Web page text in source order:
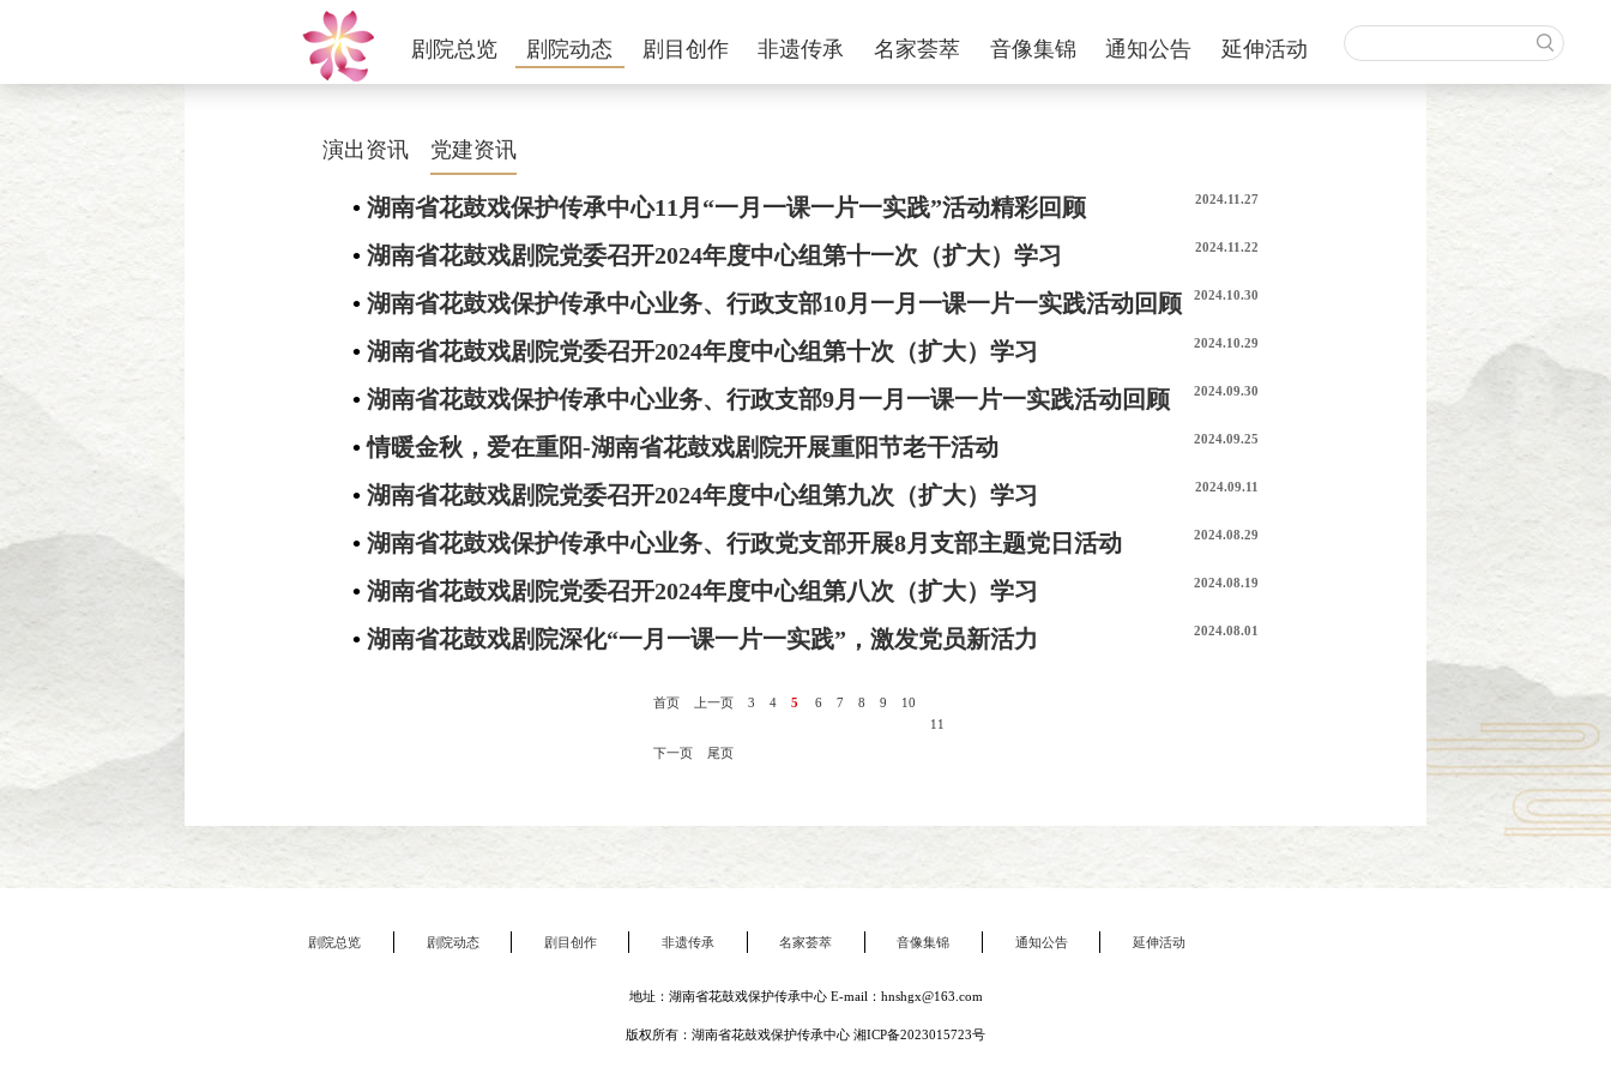
剧院总览 剧院动态 剧目创作 非遗传承 名家荟萃 音像集锦 通知公告 延伸活动
演出资讯 党建资讯
• 湖南省花鼓戏保护传承中心11月“一月一课一片一实践”活动精彩回顾 2024.11.27
• 湖南省花鼓戏剧院党委召开2024年度中心组第十一次（扩大）学习 2024.11.22
• 湖南省花鼓戏保护传承中心业务、行政支部10月一月一课一片一实践活动回顾 2024.10.30
• 湖南省花鼓戏剧院党委召开2024年度中心组第十次（扩大）学习 2024.10.29
• 湖南省花鼓戏保护传承中心业务、行政支部9月一月一课一片一实践活动回顾 2024.09.30
•情暖金秋，爱在重阳-湖南省花鼓戏剧院开展重阳节老干活动 2024.09.25
• 湖南省花鼓戏剧院党委召开2024年度中心组第九次（扩大）学习 2024.09.11
• 湖南省花鼓戏保护传承中心业务、行政党支部开展8月支部主题党日活动 2024.08.29
• 湖南省花鼓戏剧院党委召开2024年度中心组第八次（扩大）学习 2024.08.19
• 湖南省花鼓戏剧院深化“一月一课一片一实践”，激发党员新活力 2024.08.01
首页 上一页 3 4 5 6 7 8 9
10
11
下一页
尾页
剧院总览 剧院动态 剧目创作 非遗传承 名家荟萃 音像集锦 通知公告 延伸活动
地址：湖南省花鼓戏保护传承中心 E-mail：hnshgx@163.com
版权所有：湖南省花鼓戏保护传承中心 湘ICP备2023015723号